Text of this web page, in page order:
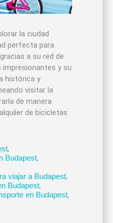
la ciudad
perfecta para
a su red de
impresionantes y su
histórica y
visitar la
de manera
de bicicletas
,
Budapest,
viajar a Budapest,
Budapest,
en Budapest,